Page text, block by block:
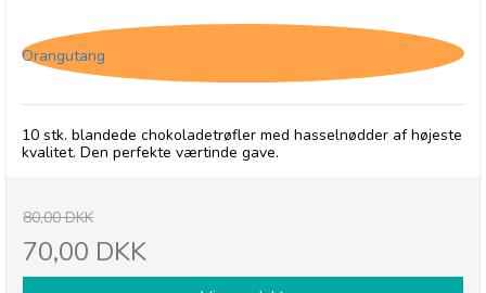
Orangutang
10 stk. blandede chokoladetrøfler med hasselnødder af højeste
kvalitet. Den perfekte værtinde gave.
80,00 DKK
70,00 DKK